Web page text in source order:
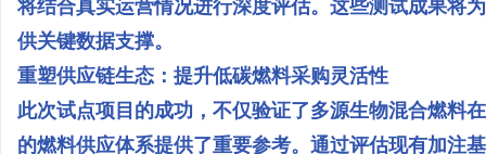
将结合真实运营情况进行深度评估。这些测试成果将
供关键数据支撑。
重塑供应链生态：提升低碳燃料采购灵活性
此次试点项目的成功，不仅验证了多源生物混合燃料
的燃料供应体系提供了重要参考。通过评估现有加注